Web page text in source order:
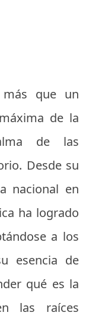
que un
de la
de las
Desde su
nacional en
ha logrado
a los
esencia de
qué es la
las raíces